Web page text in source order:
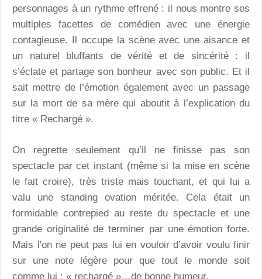
personnages à un rythme effrené : il nous montre ses
multiples facettes de comédien avec une énergie
contagieuse. Il occupe la scène avec une aisance et
un naturel bluffants de vérité et de sincérité : il
s’éclate et partage son bonheur avec son public. Et il
sait mettre de l’émotion également avec un passage
sur la mort de sa mère qui aboutit à l’explication du
titre « Rechargé ».
On regrette seulement qu’il ne finisse pas son
spectacle par cet instant (même si la mise en scène
le fait croire), très triste mais touchant, et qui lui a
valu une standing ovation méritée. Cela était un
formidable contrepied au reste du spectacle et une
grande originalité de terminer par une émotion forte.
Mais l'on ne peut pas lui en vouloir d’avoir voulu finir
sur une note légère pour que tout le monde soit
comme lui : « rechargé »…de bonne humeur.